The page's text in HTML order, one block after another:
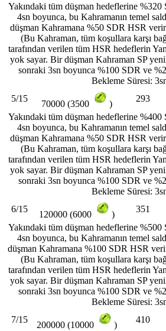
Yakındaki tüm düşman hedeflerine
4sn boyunca, bu Kahramanın temel
düşman Kahramana %50 SDR HSR
(Bu Kahraman, tüm koşullara karşı
tarafından verilen tüm HSR hedeflerin
yok sayar. Bir düşman Kahraman SP
sonraki 3sn boyunca %100 SDR ve
Bekleme Süresi:
5/15
70000 (3500 )
293
Yakındaki tüm düşman hedeflerine
4sn boyunca, bu Kahramanın temel
düşman Kahramana %50 SDR HSR
(Bu Kahraman, tüm koşullara karşı
tarafından verilen tüm HSR hedeflerin
yok sayar. Bir düşman Kahraman SP
sonraki 3sn boyunca %100 SDR ve
Bekleme Süresi:
6/15
120000 (6000 )
351
Yakındaki tüm düşman hedeflerine
4sn boyunca, bu Kahramanın temel
düşman Kahramana %100 SDR HSR
(Bu Kahraman, tüm koşullara karşı
tarafından verilen tüm HSR hedeflerin
yok sayar. Bir düşman Kahraman SP
sonraki 3sn boyunca %100 SDR ve
Bekleme Süresi:
7/15
200000 (10000 )
410